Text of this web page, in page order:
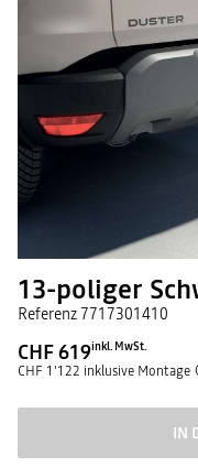
13-poliger
Referenz7717301410
CHF 619inkl. MwSt.
CHF 1'122 inklusive Montage
IN